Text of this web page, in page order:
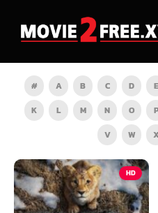
# A B C D E
K
L M N O P
V
W
HD